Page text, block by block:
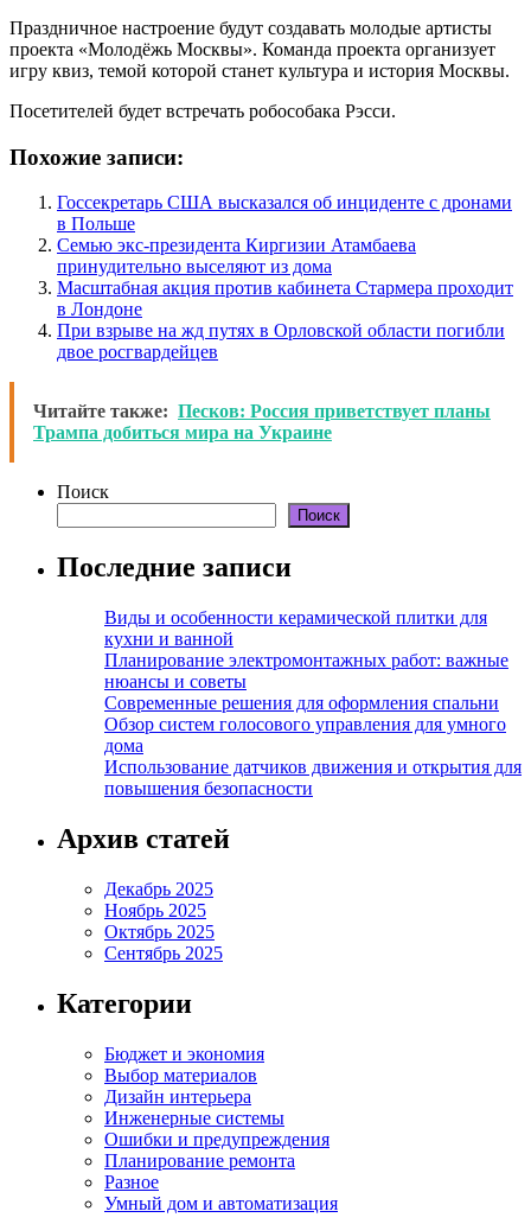
Праздничное настроение будут создавать молодые артисты
проекта «Молодёжь Москвы». Команда проекта организует
игру квиз, темой которой станет культура и история Москвы.
Посетителей будет встречать робособака Рэсси.
Похожие записи:
Госсекретарь США высказался об инциденте с дронами
в Польше
Семью экс-президента Киргизии Атамбаева
принудительно выселяют из дома
Масштабная акция против кабинета Стармера проходит
в Лондоне
При взрыве на жд путях в Орловской области погибли
двое росгвардейцев
Читайте также: Песков: Россия приветствует планы
Трампа добиться мира на Украине
Поиск
Поиск
Последние записи
Виды и особенности керамической плитки для
кухни и ванной
Планирование электромонтажных работ: важные
нюансы и советы
Современные решения для оформления спальни
Обзор систем голосового управления для умного
дома
Использование датчиков движения и открытия для
повышения безопасности
Архив статей
Декабрь 2025
Ноябрь 2025
Октябрь 2025
Сентябрь 2025
Категории
Бюджет и экономия
Выбор материалов
Дизайн интерьера
Инженерные системы
Ошибки и предупреждения
Планирование ремонта
Разное
Умный дом и автоматизация